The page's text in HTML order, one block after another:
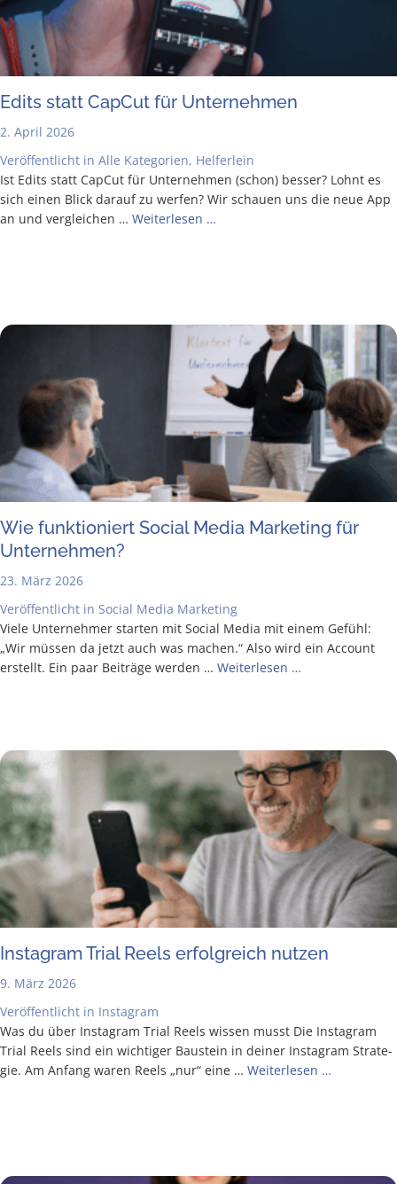
Edits statt Cap­Cut für Unternehmen
2. April 2026
Veröffentlicht in Alle Kategorien, Helferlein
Ist Edits statt Cap­Cut für Unter­neh­men (schon) bes­ser? Lohnt es
sich einen Blick dar­auf zu wer­fen? Wir schau­en uns die neue App
an und ver­glei­chen … Wei­ter­le­sen …
Wie funk­tio­niert Social Media Mar­ke­ting für
Unternehmen?
23. März 2026
Veröffentlicht in Social Media Marketing
Vie­le Unter­neh­mer star­ten mit Social Media mit einem Gefühl:
„Wir müs­sen da jetzt auch was machen.“ Also wird ein Account
erstellt. Ein paar Bei­trä­ge wer­den … Wei­ter­le­sen …
Insta­gram Tri­al Reels erfolg­reich nutzen
9. März 2026
Veröffentlicht in Instagram
Was du über Insta­gram Tri­al Reels wis­sen musst Die Insta­gram
Tri­al Reels sind ein wich­ti­ger Bau­stein in dei­ner Insta­gram Stra­te­
gie. Am Anfang waren Reels „nur“ eine … Wei­ter­le­sen …